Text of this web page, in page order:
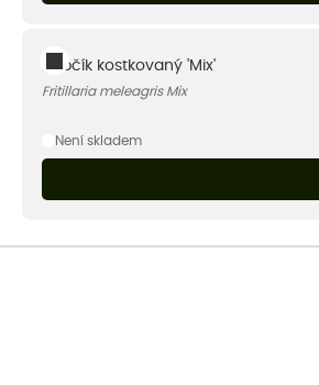
Řebčík kostkovaný 'Mix'
Fritillaria meleagris Mix
Není skladem